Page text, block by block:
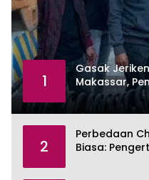
1
Gasak
Makassar,
2
Perbedaan
Biasa: